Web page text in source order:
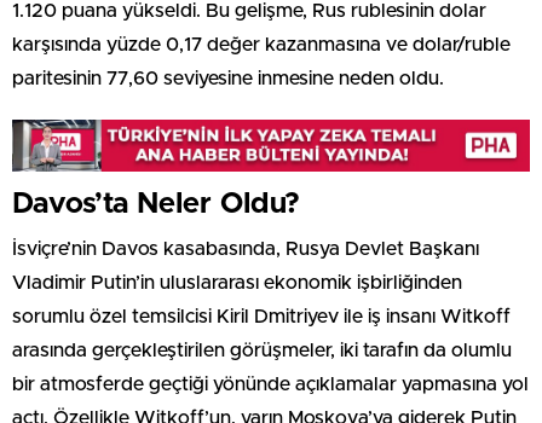
1.120 puana yükseldi. Bu gelişme, Rus rublesinin dolar
karşısında yüzde 0,17 değer kazanmasına ve dolar/ruble
paritesinin 77,60 seviyesine inmesine neden oldu.
Davos’ta Neler Oldu?
İsviçre’nin Davos kasabasında, Rusya Devlet Başkanı
Vladimir Putin’in uluslararası ekonomik işbirliğinden
sorumlu özel temsilcisi Kiril Dmitriyev ile iş insanı Witkoff
arasında gerçekleştirilen görüşmeler, iki tarafın da olumlu
bir atmosferde geçtiği yönünde açıklamalar yapmasına yol
açtı. Özellikle Witkoff’un, yarın Moskova’ya giderek Putin